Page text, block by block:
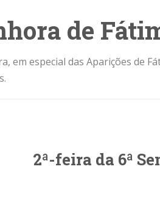
de
em especial das Aparições de
2ª-feira da 6ª